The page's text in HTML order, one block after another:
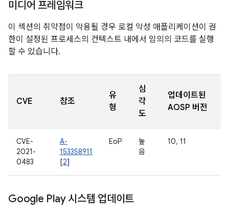
미디어 프레임워크
이 섹션의 취약점이 악용될 경우 로컬 악성 애플리케이션이 권
한이 설정된 프로세스의 컨텍스트 내에서 임의의 코드를 실행
할 수 있습니다.
CVE 참조
유
형
심
각
도
업데이트된
AOSP 버전
CVE-
2021-
0483
A-
153358911
[2]
EoP
높
음
10, 11
Google Play 시스템 업데이트